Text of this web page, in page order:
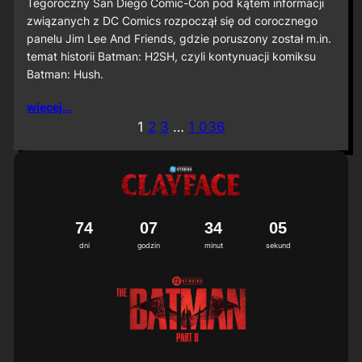
D
C
2
o
w
a
Tegoroczny San Diego Comic-Con pod kątem informacji
związanych z DC Comics rozpoczął się od corocznego
panelu Jim Lee And Friends, gdzie poruszony został m.in.
temat historii Batman: H2SH, czyli kontynuacji komiksu
Batman: Hush.
więcej…
1 2 3 … 1 036
dni
74
godzin
07
minut
34
sekund
02
3